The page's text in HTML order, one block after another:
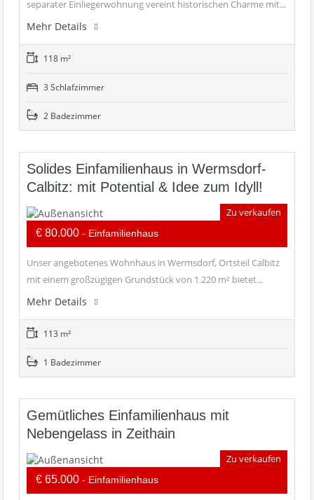
separater Einliegerwohnung vereint historischen Charme mit...
Mehr Details
118 m²
3 Schlafzimmer
2 Badezimmer
Solides Einfamilienhaus in Wermsdorf-
Calbitz: mit Potential & Idee zum Idyll!
Zu verkaufen
€ 80.000 - Einfamilienhaus
Unser angebotenes Wohnhaus in Wermsdorf, Ortsteil Calbitz
mit einem großzügigen Grundstück von 1.220 m² bietet...
Mehr Details
113 m²
1 Badezimmer
Gemütliches Einfamilienhaus mit
Nebengelass in Zeithain
Zu verkaufen
€ 65.000 - Einfamilienhaus